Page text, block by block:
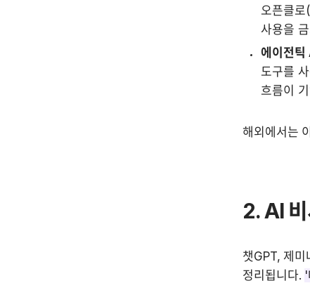
오픈클
사용을
에이전틱
도구를
흐름이
해외에서는
2. AI
챗GPT, 제
정리됩니다. '